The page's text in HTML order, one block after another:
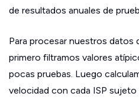
de resultados anuales de
Para procesar nuestros datos
primero filtramos valores
pocas pruebas. Luego
velocidad con cada ISP